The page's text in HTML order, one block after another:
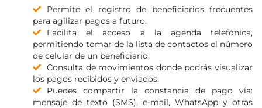
Permite el registro de beneficiarios frecuentes
para agilizar pagos a futuro.
Facilita el acceso a la agenda telefónica,
permitiendo tomar de la lista de contactos el número
de celular de un beneficiario.
Consulta de movimientos donde podrás visualizar
los pagos recibidos y enviados.
Puedes compartir la constancia de pago vía:
mensaje de texto (SMS), e-mail, WhatsApp y otras